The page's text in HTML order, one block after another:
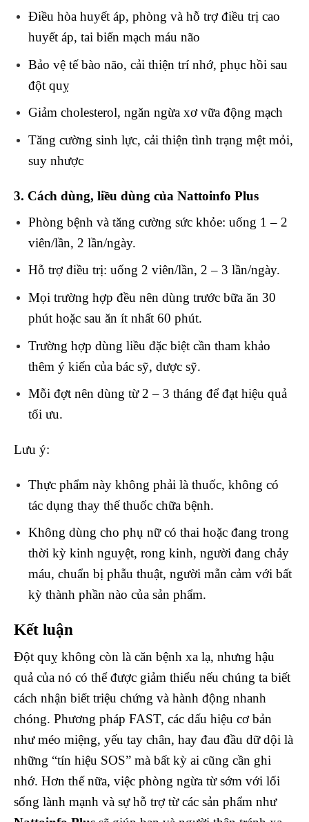
Điều hòa huyết áp, phòng và hỗ trợ điều trị cao
huyết áp, tai biến mạch máu não
Bảo vệ tế bào não, cải thiện trí nhớ, phục hồi sau
đột quỵ
Giảm cholesterol, ngăn ngừa xơ vữa động mạch
Tăng cường sinh lực, cải thiện tình trạng mệt mỏi,
suy nhược
3. Cách dùng, liều dùng của Nattoinfo Plus
Phòng bệnh và tăng cường sức khỏe: uống 1 – 2
viên/lần, 2 lần/ngày.
Hỗ trợ điều trị: uống 2 viên/lần, 2 – 3 lần/ngày.
Mọi trường hợp đều nên dùng trước bữa ăn 30
phút hoặc sau ăn ít nhất 60 phút.
Trường hợp dùng liều đặc biệt cần tham khảo
thêm ý kiến của bác sỹ, dược sỹ.
Mỗi đợt nên dùng từ 2 – 3 tháng để đạt hiệu quả
tối ưu.
Lưu ý:
Thực phẩm này không phải là thuốc, không có
tác dụng thay thế thuốc chữa bệnh.
Không dùng cho phụ nữ có thai hoặc đang trong
thời kỳ kinh nguyệt, rong kinh, người đang chảy
máu, chuẩn bị phẫu thuật, người mẫn cảm với bất
kỳ thành phần nào của sản phẩm.
Kết luận
Đột quỵ không còn là căn bệnh xa lạ, nhưng hậu
quả của nó có thể được giảm thiểu nếu chúng ta biết
cách nhận biết triệu chứng và hành động nhanh
chóng. Phương pháp FAST, các dấu hiệu cơ bản
như méo miệng, yếu tay chân, hay đau đầu dữ dội là
những “tín hiệu SOS” mà bất kỳ ai cũng cần ghi
nhớ. Hơn thế nữa, việc phòng ngừa từ sớm với lối
sống lành mạnh và sự hỗ trợ từ các sản phẩm như